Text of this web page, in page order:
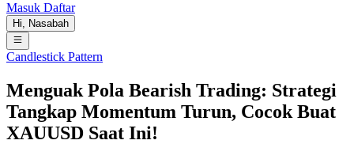
Masuk Daftar
Hi, Nasabah
Candlestick Pattern
Menguak Pola Bearish Trading: Strategi
Tangkap Momentum Turun, Cocok Buat
XAUUSD Saat Ini!